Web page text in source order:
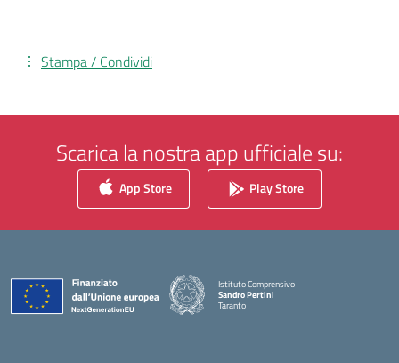
Stampa / Condividi
Scarica la nostra app ufficiale su:
App Store Play Store
Istituto Comprensivo
Sandro Pertini
Taranto